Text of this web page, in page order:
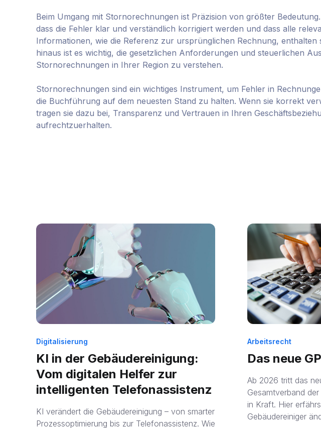
Beim Umgang mit Stornorechnungen ist Präzision von größter
dass die Fehler klar und verständlich korrigiert werden und dass alle
Informationen, wie die Referenz zur ursprünglichen Rechnung, enthalten
hinaus ist es wichtig, die gesetzlichen Anforderungen und steuerlichen
Stornorechnungen in Ihrer Region zu verstehen.
Stornorechnungen sind ein wichtiges Instrument, um Fehler in
die Buchführung auf dem neuesten Stand zu halten. Wenn sie korrekt
tragen sie dazu bei, Transparenz und Vertrauen in Ihren
aufrechtzuerhalten.
Digitalisierung
KI in der Gebäudereinigung:
Vom digitalen Helfer zur
intelligenten Telefonassistenz
KI verändert die Gebäudereinigung – von smarter
Prozessoptimierung bis zur Telefonassistenz. Wie
Arbeitsrecht
Das neue
Ab 2026 tritt das
Gesamtverband
in Kraft. Hier
Gebäudereiniger